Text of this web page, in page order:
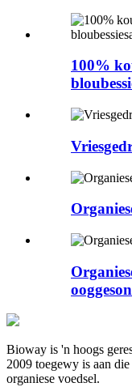
100%
Bioway is 'n hoogs
2009 toegewy is aan
organiese voedsel.